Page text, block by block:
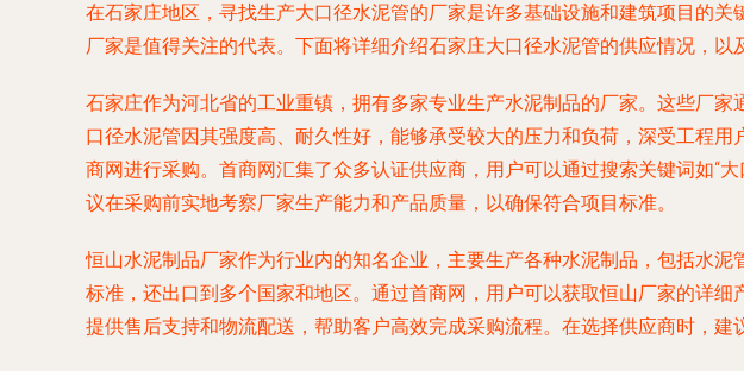
在石家庄地区，寻找生产大口径水泥管的厂家是许多基础设施和建筑项目的
厂家是值得关注的代表。下面将详细介绍石家庄大口径水泥管的供应情况，以
石家庄作为河北省的工业重镇，拥有多家专业生产水泥制品的厂家。这些厂
口径水泥管因其强度高、耐久性好，能够承受较大的压力和负荷，深受工程
商网进行采购。首商网汇集了众多认证供应商，用户可以通过搜索关键词如“
议在采购前实地考察厂家生产能力和产品质量，以确保符合项目标准。
恒山水泥制品厂家作为行业内的知名企业，主要生产各种水泥制品，包括水
标准，还出口到多个国家和地区。通过首商网，用户可以获取恒山厂家的详
提供售后支持和物流配送，帮助客户高效完成采购流程。在选择供应商时，建